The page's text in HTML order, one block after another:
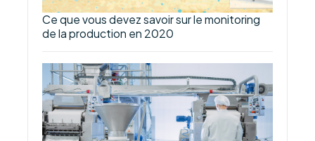
Ce que vous devez savoir sur le monitoring
de la production en 2020